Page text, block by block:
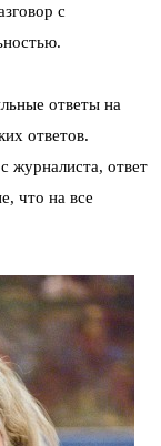
с
ответы на
ответов.
журналиста, ответ
что на все